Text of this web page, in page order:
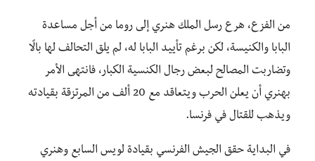
من الفزع، هرع رسل الملك هنري إلى روما من أجل مساعدة
البابا والكنيسة، لكن برغم تأييد البابا له، لم يلق التحالف لها بالًا
وتضاربت المصالح لبعض رجال الكنسية الكبار، فانتهى الأمر
بهنري أن يعلن الحرب ويتعاقد مع 20 ألف من المرتزقة بقيادته
ويذهب للقتال في فرنسا.
في البداية حقق الجيش الفرنسي بقيادة لويس السابع وهنري